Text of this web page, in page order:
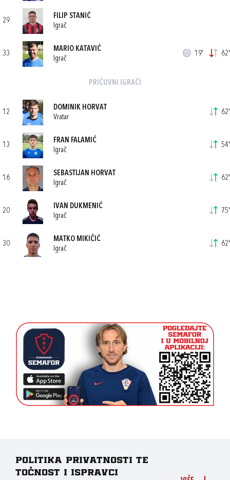
29
FILIP STANIĆ
Igrač
33
MARIO KATAVIĆ
Igrač
19' 62'
PRIČUVNI IGRAČI
12
DOMINIK HORVAT
Vratar
62'
13
FRAN FALAMIĆ
Igrač
54'
16
SEBASTIJAN HORVAT
Igrač
62'
20
IVAN DUKMENIĆ
Igrač
75'
30
MATKO MIKIČIĆ
Igrač
62'
Politika privatnosti te
točnost i ispravci